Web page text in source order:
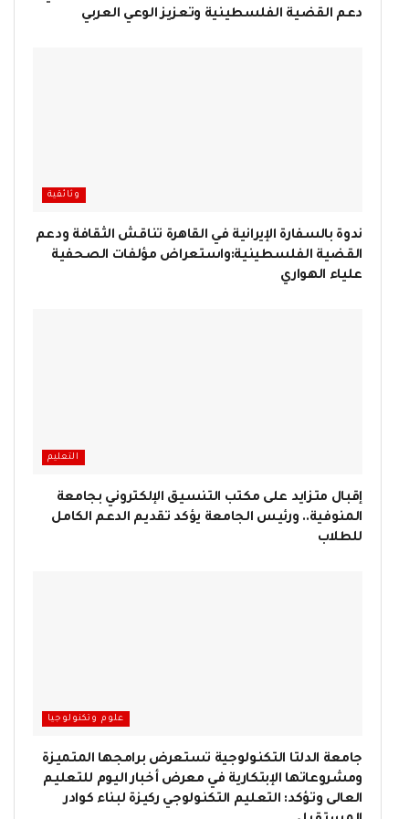
دعم القضية الفلسطينية وتعزيز الوعي العربي
وثائقية
ندوة بالسفارة الإيرانية في القاهرة تناقش الثقافة ودعم
القضية الفلسطينية:واستعراض مؤلفات الصحفية
علياء الهواري
التعليم
إقبال متزايد على مكتب التنسيق الإلكتروني بجامعة
المنوفية.. ورئيس الجامعة يؤكد تقديم الدعم الكامل
للطلاب
علوم وتكنولوجيا
جامعة الدلتا التكنولوجية تستعرض برامجها المتميزة
ومشروعاتها الإبتكارية في معرض أخبار اليوم للتعليم
العالى وتؤكد: التعليم التكنولوجي ركيزة لبناء كوادر